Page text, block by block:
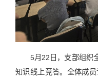
5月22日，支部组织
知识线上竞答。全体成